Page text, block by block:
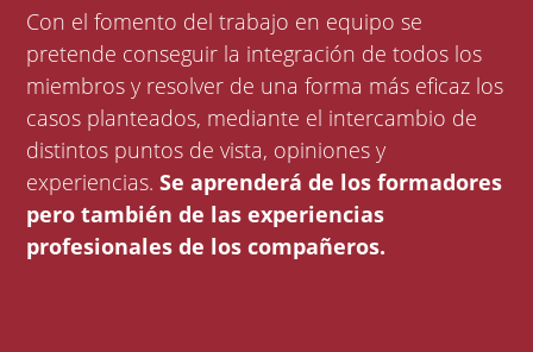
Con el fomento del trabajo en equipo se
pretende conseguir la integración de todos los
miembros y resolver de una forma más eficaz los
casos planteados, mediante el intercambio de
distintos puntos de vista, opiniones y
experiencias.Se aprenderá de los formadores
pero también de las experiencias
profesionales de los compañeros.